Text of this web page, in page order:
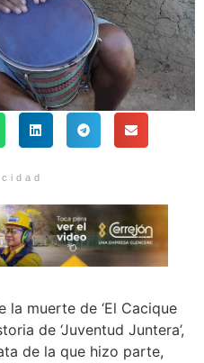
la muerte de ‘El Cacique
de ‘Juventud Juntera’,
de la que hizo parte,